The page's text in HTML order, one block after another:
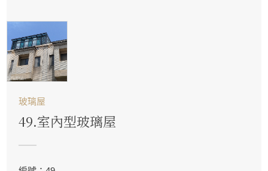
玻璃屋
49.室內型玻璃屋